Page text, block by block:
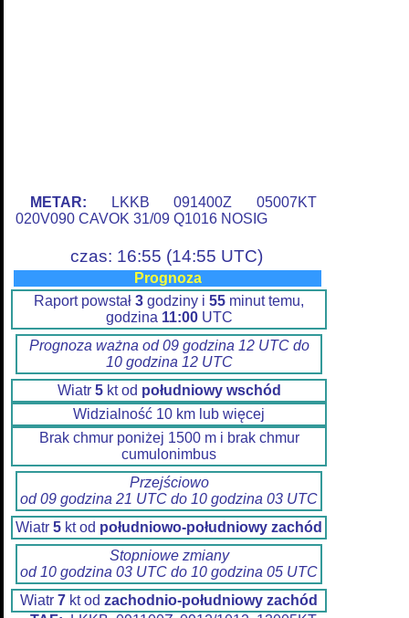
METAR: LKKB 091400Z 05007KT
020V090 CAVOK 31/09 Q1016 NOSIG
czas: 16:55 (14:55 UTC)
Prognoza
Raport powstał 3 godziny i 55 minut temu,
godzina 11:00UTC
Prognoza ważna od 09 godzina 12 UTC do
10 godzina 12 UTC
Wiatr 5kt od południowy wschód
Widzialność 10 km lub więcej
Brak chmur poniżej 1500 m i brak chmur
cumulonimbus
Przejściowo
od 09 godzina 21 UTC do 10 godzina 03 UTC
Wiatr 5 kt od południowo-południowy zachód
Stopniowe zmiany
od 10 godzina 03 UTC do 10 godzina 05 UTC
Wiatr 7 kt od zachodnio-południowy zachód